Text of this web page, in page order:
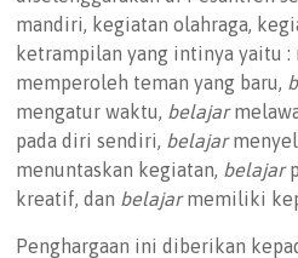
mandiri, kegiatan olahraga,
ketrampilan yang intinya yaitu
memperoleh teman yang baru,
mengatur waktu, belajar
pada diri sendiri, belajar
menuntaskan kegiatan, belajar
kreatif, dan belajarmemiliki
Penghargaan ini diberikan